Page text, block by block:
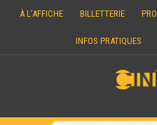
À L’AFFICHE BILLETTERIE
INFOS PRATIQUES